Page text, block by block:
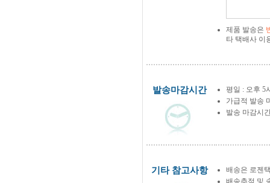
제품 발송은
타 택배사 이
발송마감시간
평일 : 오후 5
가급적 발송
발송 마감시
기타 참고사항
배송은 로젠
배송추적 및